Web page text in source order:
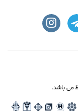
می باشد.